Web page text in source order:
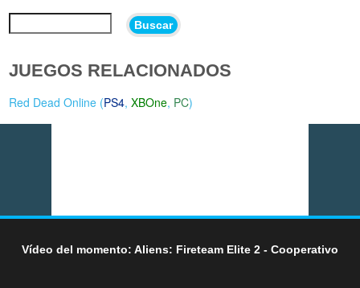
Buscar
JUEGOS RELACIONADOS
Red Dead Online (PS4,XBOne, PC)
Vídeo del momento: Aliens: Fireteam Elite 2 - Cooperativo